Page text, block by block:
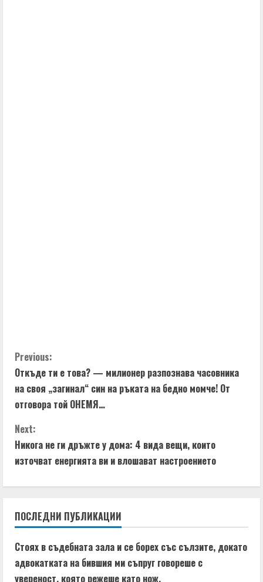
C
o
n
t
i
n
u
e
R
Previous:
Откъде ти е това? — милионер разпознава часовника
на своя „загинал“ син на ръката на бедно момче! От
отговора той ОНЕМЯ…
Next:
Никога не ги дръжте у дома: 4 вида вещи, които
източват енергията ви и влошават настроението
ПОСЛЕДНИ ПУБЛИКАЦИИ
Стоях в съдебната зала и се борех със сълзите, докато
адвокатката на бившия ми съпруг говореше с
увереност, която режеше като нож.